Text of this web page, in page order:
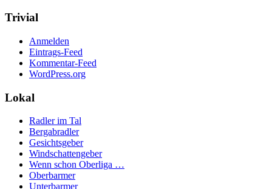
Trivial
Anmelden
Eintrags-Feed
Kommentar-Feed
WordPress.org
Lokal
Radler im Tal
Bergabradler
Gesichtsgeber
Windschattengeber
Wenn schon Oberliga …
Oberbarmer
Unterbarmer